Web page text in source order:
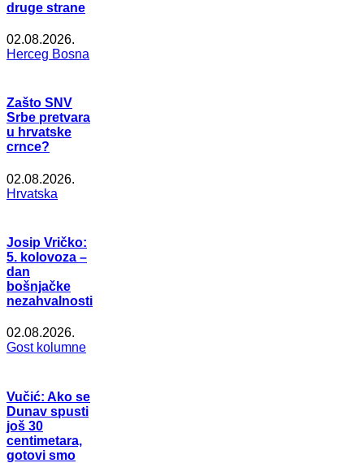
druge strane
02.08.2026.
Herceg Bosna
Zašto SNV
Srbe pretvara
u hrvatske
crnce?
02.08.2026.
Hrvatska
Josip Vričko:
5. kolovoza –
dan
bošnjačke
nezahvalnosti
02.08.2026.
Gost kolumne
Vučić: Ako se
Dunav spusti
još 30
centimetara,
gotovi smo